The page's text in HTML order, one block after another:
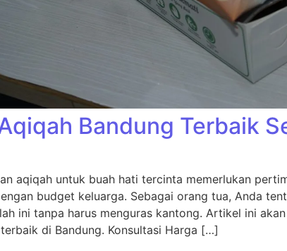
Bandung Terbaik
aqiqah untuk buah hati tercinta memerlukan
budget keluarga. Sebagai orang tua, Anda
ini tanpa harus menguras kantong. Artikel ini
di Bandung. Konsultasi Harga […]